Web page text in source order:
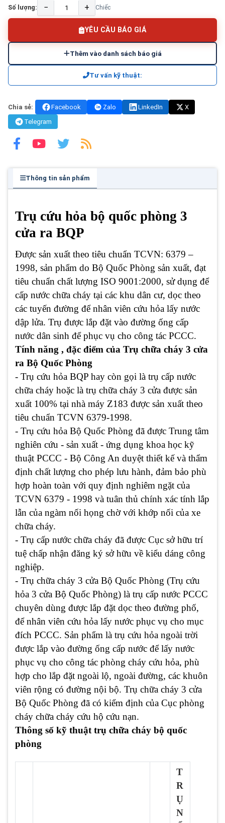
Số lượng: − + Chiếc
YÊU CẦU BÁO GIÁ
Thêm vào danh sách báo giá
Tư vấn kỹ thuật:
Chia sẻ: Facebook Zalo LinkedIn
X
Telegram
Thông tin sản phẩm
Trụ cứu hỏa bộ quốc phòng 3
cửa ra BQP
Được sản xuất theo tiêu chuẩn TCVN: 6379 –
1998, sản phẩm do Bộ Quốc Phòng sản xuất, đạt
tiêu chuẩn chất lượng ISO 9001:2000, sử dụng để
cấp nước chữa cháy tại các khu dân cư, dọc theo
các tuyến đường để nhân viên cứu hỏa lấy nước
dập lửa. Trụ được lắp đặt vào đường ống cấp
nước dân sinh để phục vụ cho công tác PCCC.
Tính năng , đặc điểm của Trụ chữa cháy 3 cửa
ra Bộ Quốc Phòng
- Trụ cứu hỏa BQP hay còn gọi là trụ cấp nước
chữa cháy hoặc là trụ chữa cháy 3 cửa được sản
xuất 100% tại nhà máy Z183 được sản xuất theo
tiêu chuẩn TCVN 6379-1998.
- Trụ cứu hỏa Bộ Quốc Phòng đã được Trung tâm
nghiên cứu - sản xuất - ứng dụng khoa học kỹ
thuật PCCC - Bộ Công An duyệt thiết kế và thẩm
định chất lượng cho phép lưu hành, đảm bảo phù
hợp hoàn toàn với quy định nghiêm ngặt của
TCVN 6379 - 1998 và tuân thủ chính xác tính lắp
lẫn của ngàm nối họng chờ với khớp nối của xe
chữa cháy.
- Trụ cấp nước chữa cháy đã được Cục sở hữu trí
tuệ chấp nhận đăng ký sở hữu về kiểu dáng công
nghiệp.
- Trụ chữa cháy 3 cửa Bộ Quốc Phòng (Trụ cứu
hỏa 3 cửa Bộ Quốc Phòng) là trụ cấp nước PCCC
chuyên dùng được lắp đặt dọc theo đường phố,
để nhân viên cứu hỏa lấy nước phục vụ cho mục
đích PCCC. Sản phẩm là trụ cứu hỏa ngoài trời
được lắp vào đường ống cấp nước để lấy nước
phục vụ cho công tác phòng cháy cứu hỏa, phù
hợp cho lắp đặt ngoài lộ, ngoài đường, các khuôn
viên rộng có đường nội bộ. Trụ chữa cháy 3 cửa
Bộ Quốc Phòng đã có kiểm định của Cục phòng
cháy chữa cháy cứu hộ cứu nạn.
Thông số kỹ thuật trụ chữa cháy bộ quốc
phòng
T
R
Ụ
N